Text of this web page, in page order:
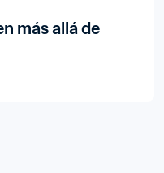
más allá de